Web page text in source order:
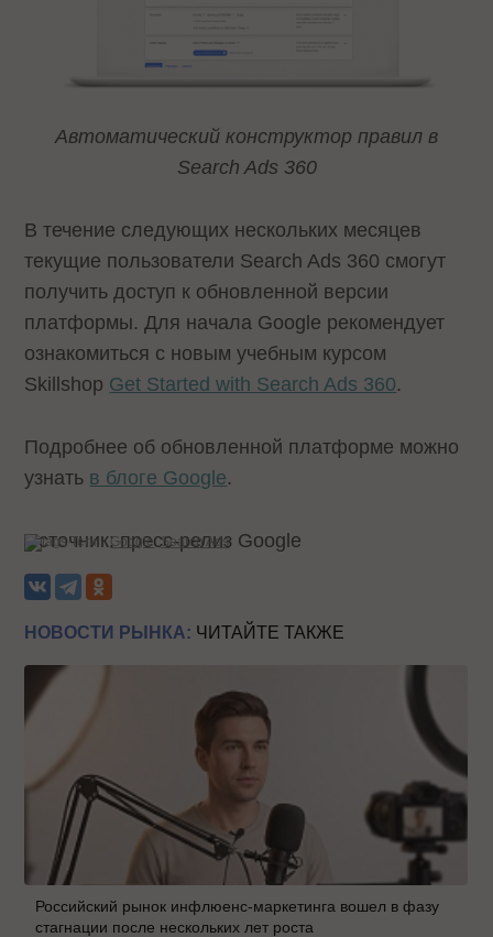
Автоматический конструктор правил в
Search Ads 360
В течение следующих нескольких месяцев
текущие пользователи Search Ads 360 смогут
получить доступ к обновленной версии
платформы. Для начала Google рекомендует
ознакомиться с новым учебным курсом
Skillshop Get Started with Search Ads 360.
Подробнее об обновленной платформе можно
узнать в блоге Google.
Источник: пресс-релиз Google
Теги: Google Search Ads
НОВОСТИ РЫНКА: ЧИТАЙТЕ ТАКЖЕ
Российский рынок инфлюенс-маркетинга вошел в фазу
стагнации после нескольких лет роста